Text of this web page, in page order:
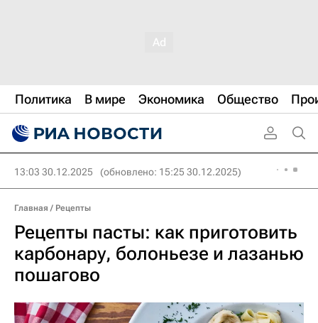
Политика В мире Экономика Общество
13:03 30.12.2025 (обновлено: 15:25 30.12.2025)
Главная / Рецепты
Рецепты пасты: как приготовить
карбонару, болоньезе и лазанью
пошагово